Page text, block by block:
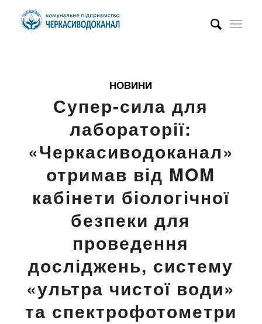
НОВИНИ
Супер-сила для
лабораторії:
«Черкасиводоканал»
отримав від MOM
кабінети біологічної
безпеки для
проведення
досліджень, систему
«ультра чистої води»
та спектрофотометри